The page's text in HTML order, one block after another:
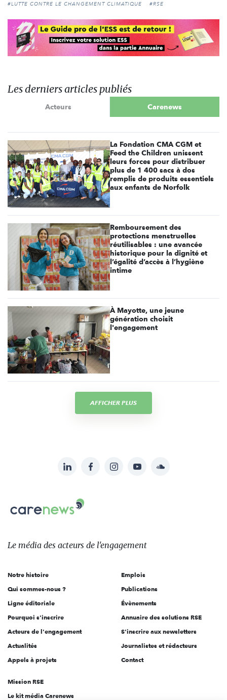
#LUTTE CONTRE LE CHANGEMENT CLIMATIQUE #RSE
Les derniers articles publiés
Acteurs Carenews
La Fondation CMA CGM et
Feed the Children unissent
leurs forces pour distribuer
plus de 1 400 sacs à dos
remplis de produits essentiels
aux enfants de Norfolk
Remboursement des
protections menstruelles
réutilisables : une avancée
historique pour la dignité et
l’égalité d’accès à l’hygiène
intime
À Mayotte, une jeune
génération choisit
l'engagement
AFFICHER PLUS
sur:
LinkedInFacebookInstagramYouTubeSoundcloud
Le
des
l'engagement
Le média des acteurs de l'engagement
Notre histoire
Qui sommes-nous ?
Ligne éditoriale
Pourquoi s'inscrire
Acteurs de l'engagement
Actualités
Appels à projets
Emplois
Publications
Évènements
Annuaire des solutions RSE
S'inscrire aux newsletters
Journalistes et rédacteurs
Contact
Mission RSE
Le kit média Carenews